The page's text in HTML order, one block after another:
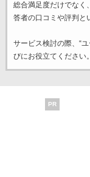
総合満足度だけでなく
答者の口コミや評判と
サービス検討の際、“
びにお役立てください。
PR